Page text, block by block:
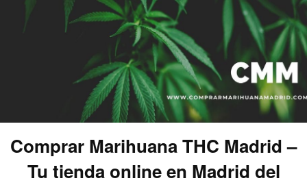
Comprar Marihuana THC Madrid –
Tu tienda online en Madrid del